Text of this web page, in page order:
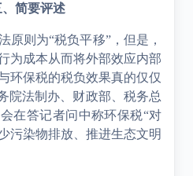
、简要评述
原则为“税负平移”，但是，
为成本从而将外部效应内部
环保税的税负效果真的仅仅
院法制办、财政部、税务总
在答记者问中称环保税“对
污染物排放、推进生态文明